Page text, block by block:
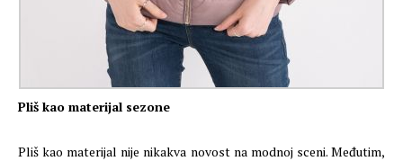
Pliš kao materijal sezone
Pliš kao materijal nije nikakva novost na modnoj sceni. Međutim,